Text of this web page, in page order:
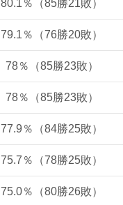
80.1％（85勝21敗）
79.1％（76勝20敗）
78％（85勝23敗）
78％（85勝23敗）
77.9％（84勝25敗）
75.7％（78勝25敗）
75.0％（80勝26敗）